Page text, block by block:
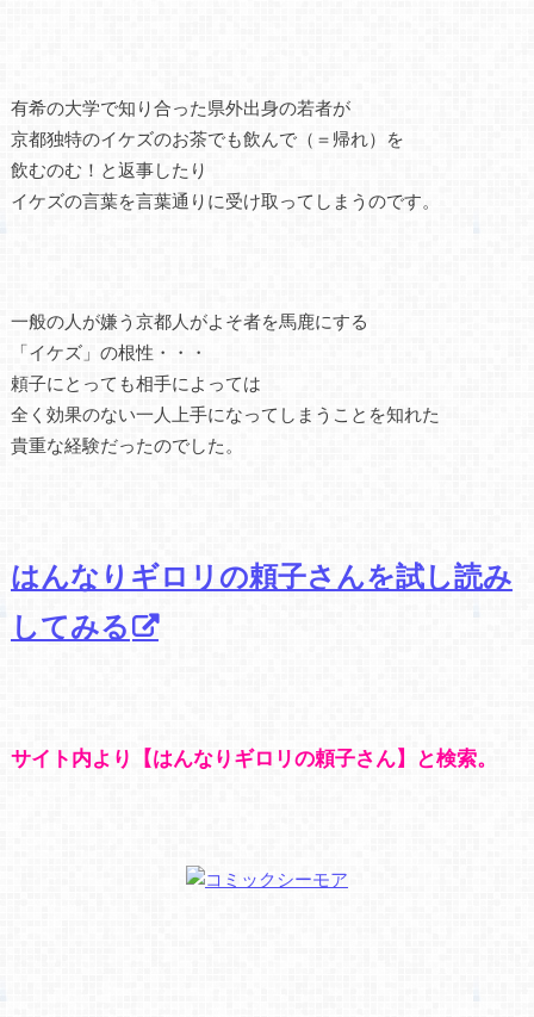
有希の大学で知り合った県外出身の若者が
京都独特のイケズのお茶でも飲んで（＝帰れ）を
飲むのむ！と返事したり
イケズの言葉を言葉通りに受け取ってしまうのです。
一般の人が嫌う京都人がよそ者を馬鹿にする
「イケズ」の根性・・・
頼子にとっても相手によっては
全く効果のない一人上手になってしまうことを知れた
貴重な経験だったのでした。
はんなりギロリの頼子さんを試し読み
してみる
サイト内より【はんなりギロリの頼子さん】と検索。